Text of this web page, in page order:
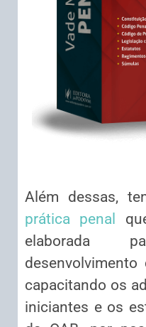
Além dessas,
prática penal
elaborada
capacitando os
iniciantes e os